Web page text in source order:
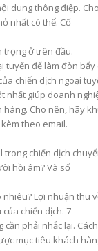
dung thông điệp.
nhất có thể. Cố
trọng ở trên đầu.
tuyến để làm đòn bẩy
chiến dịch ngoại
nhất giúp doanh
Cho nên, hãy
theo email.
trong chiến dịch
hồi âm? Và số
Lợi nhuận thu
chiến dịch. 7
phải nhắc lại.
mục tiêu khách